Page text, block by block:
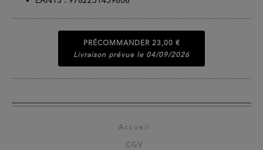
PRÉCOMMANDER 23,00 €
Livraison prévue le 04/09/2026
Accueil
CGV